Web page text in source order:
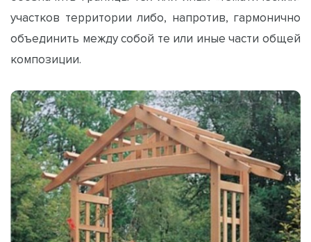
участков территории либо, напротив, гармонично
объединить между собой те или иные части общей
композиции.